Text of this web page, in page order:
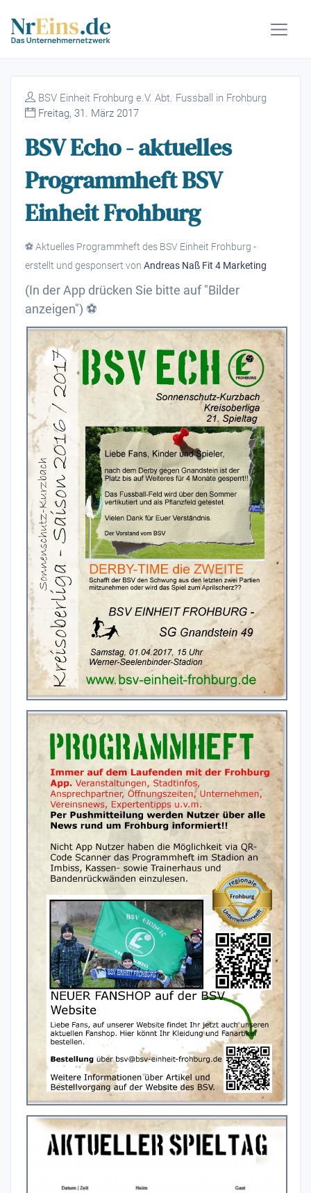
BSV Einheit Frohburg e.V. Abt. Fussball in Frohburg
Freitag, 31. März 2017
BSV Echo - aktuelles
Programmheft BSV
Einheit Frohburg
⚽️ Aktuelles Programmheft des BSV Einheit Frohburg -
erstellt und gesponsert von Andreas Naß Fit 4 Marketing
(In der App drücken Sie bitte auf "Bilder
anzeigen") ⚽️